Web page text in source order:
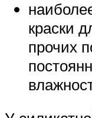
краски
прочих